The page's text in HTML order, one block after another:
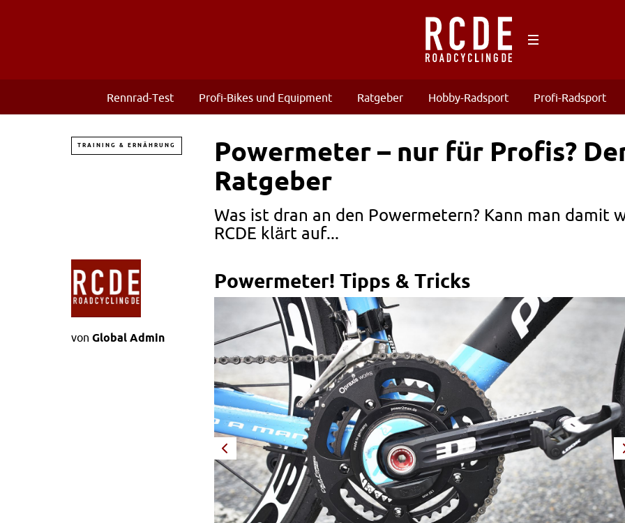
Rennrad-Test Profi-Bikes und Equipment Ratgeber Hobby-Radsport Profi-Radsport
TRAINING & ERNÄHRUNG
Powermeter – nur für Profis?
Ratgeber
Was ist dran an den Powermetern? Kann man damit
RCDE klärt auf...
von Global Admin
Powermeter! Tipps & Tricks